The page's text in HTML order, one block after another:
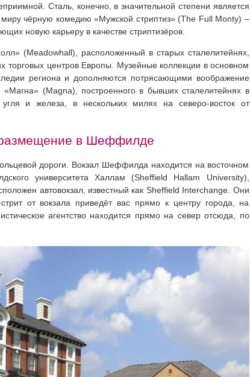
Сталь, конечно, в значительной степени является
чёрную комедию «Мужской стриптиз» (The Full Monty) –
новую карьеру в качестве стриптизёров.
(Meadowhall), расположенный в старых сталелитейнях,
торговых центров Европы. Музейные коллекции в основном
региона и дополняются потрясающими воображение
(Magna), построенного в бывших сталелитейнях в
и железа, в нескольких милях на северо-восток от
в Шеффилде
дороги. Вокзал Шеффилда находится на восточном
университета Халлам (Sheffield Hallam University),
автовокзал, известный как Sheffield Interchange. Они
от вокзала приведёт вас прямо к центру города, на
агентство находится прямо на север отсюда, по